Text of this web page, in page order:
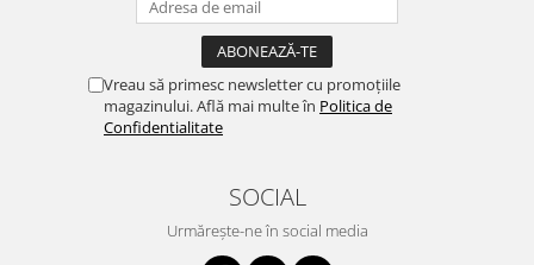
Vreau să primesc newsletter cu promoțiile
magazinului. Află mai multe în Politica de
Confidentialitate
SOCIAL
Urmărește-ne în social media